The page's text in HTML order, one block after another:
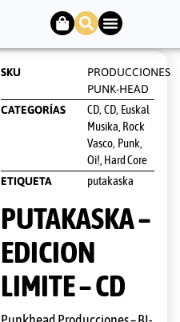
SKU
PRODUCCIONES
PUNK-HEAD
CATEGORÍAS
CD, CD, Euskal
Musika, Rock
Vasco, Punk,
Oi!, Hard Core
ETIQUETA putakaska
PUTAKASKA –
EDICION
LIMITE – CD